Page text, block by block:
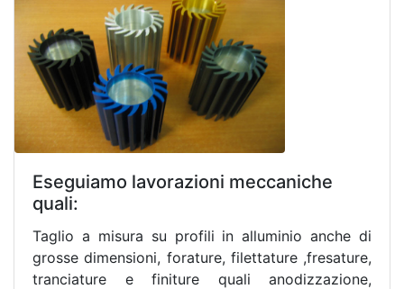
Eseguiamo lavorazioni meccaniche
quali:
Taglio a misura su profili in alluminio anche di
grosse dimensioni, forature, filettature ,fresature,
tranciature e finiture quali anodizzazione,